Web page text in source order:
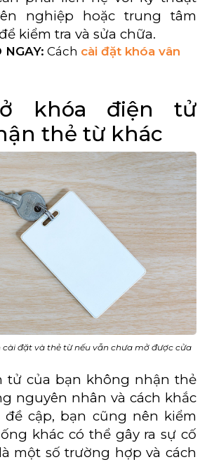
nghiệp hoặc trung tâm
kiểm tra và sửa chữa.
NGAY: Cách cài đặt khóa vân
khóa điện tử
thẻ từ khác
đặt và thẻ từ nếu vẫn chưa mở được cửa
tử của bạn không nhận thẻ
nguyên nhân và cách khắc
cập, bạn cũng nên kiểm
khác có thể gây ra sự cố
một số trường hợp và cách